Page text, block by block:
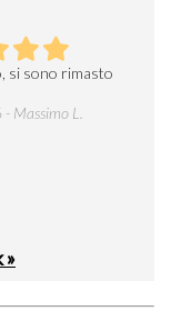
si sono rimasto
Massimo L.
»